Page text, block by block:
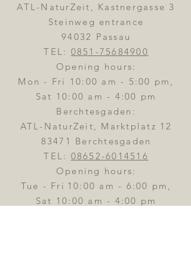
ATL-NaturZeit, Kastnergasse 3
Steinweg entrance
94032 Passau
TEL: 0851-75684900
Opening hours:
Mon - Fri 10:00 am - 5:00 pm,
Sat 10:00 am - 4:00 pm
Berchtesgaden:
ATL-NaturZeit, Marktplatz 12
83471 Berchtesgaden
TEL: 08652-6014516
Opening hours:
Tue - Fri 10:00 am - 6:00 pm,
Sat 10:00 am - 4:00 pm